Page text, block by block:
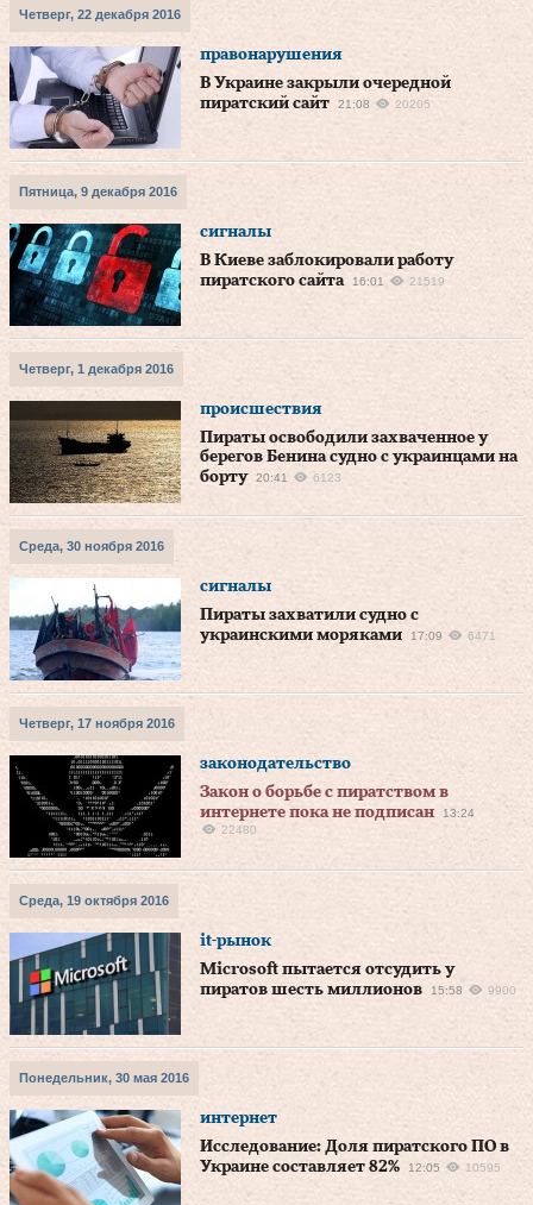
Четверг, 22 декабря 2016
правонарушения
В Украине закрыли очередной
пиратский сайт
21:08 20205
Пятница, 9 декабря 2016
сигналы
В Киеве заблокировали работу
пиратского сайта
16:01 21519
Четверг, 1 декабря 2016
происшествия
Пираты освободили захваченное у
берегов Бенина судно с украинцами на
борту
20:41 6123
Среда, 30 ноября 2016
сигналы
Пираты захватили судно с
украинскими моряками
17:09 6471
Четверг, 17 ноября 2016
законодательство
Закон о борьбе с пиратством в
интернете пока не подписан
13:24
22480
Среда, 19 октября 2016
it-рынок
Microsoft пытается отсудить у
пиратов шесть миллионов
15:58 9900
Понедельник, 30 мая 2016
интернет
Исследование: Доля пиратского ПО в
Украине составляет 82%
12:05 10595